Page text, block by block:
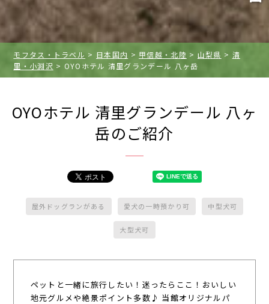
モフタス・トラベル > 日本国内 > 甲信越・北陸 > 山梨県 > 清
里・小淵沢 > OYOホテル 清里グランデール 八ヶ岳
OYOホテル 清里グランデール 八ヶ
岳のご紹介
屋外ドッグランがある 愛犬の一時預かり可 中型犬可
大型犬可
ペットと一緒に旅行したい！迷ったらここ！おいしい
地元グルメや絶景ポイント多数♪ 当館オリジナルパ